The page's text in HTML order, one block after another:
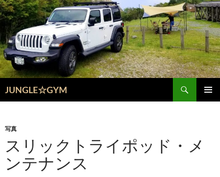
コ
ン
テ
ン
ツ
へ
ス
キ
ッ
JUNGLE☆GYM
索
写真
スリックトライポッド・メ
ンテナンス